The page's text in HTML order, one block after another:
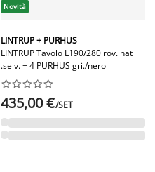
Novità
LINTRUP + PURHUS
LINTRUP Tavolo L190/280 rov. nat
.selv. + 4 PURHUS gri./nero






435,00 €/SET